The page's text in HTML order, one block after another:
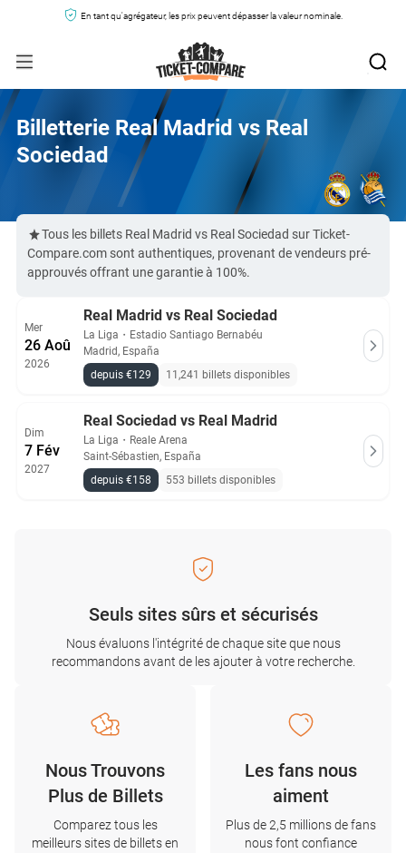
En tant qu'agrégateur, les prix peuvent dépasser la valeur nominale.
Billetterie Real Madrid vs Real
Sociedad
Tous les billets Real Madrid vs Real Sociedad sur Ticket-
Compare.com sont authentiques, provenant de vendeurs pré-
approuvés offrant une garantie à 100%.
Mer
26 Aoû
2026
Real Madrid vs Real Sociedad
La Liga ・ Estadio Santiago Bernabéu
Madrid, España
depuis €129
11,241 billets disponibles
Dim
7 Fév
2027
Real Sociedad vs Real Madrid
La Liga ・ Reale Arena
Saint-Sébastien, España
depuis €158
553 billets disponibles
Seuls sites sûrs et sécurisés
Nous évaluons l'intégrité de chaque site que nous
recommandons avant de les ajouter à votre recherche.
Nous Trouvons
Plus de Billets
Comparez tous les
meilleurs sites de billets en
Les fans nous
aiment
Plus de 2,5 millions de fans
nous font confiance